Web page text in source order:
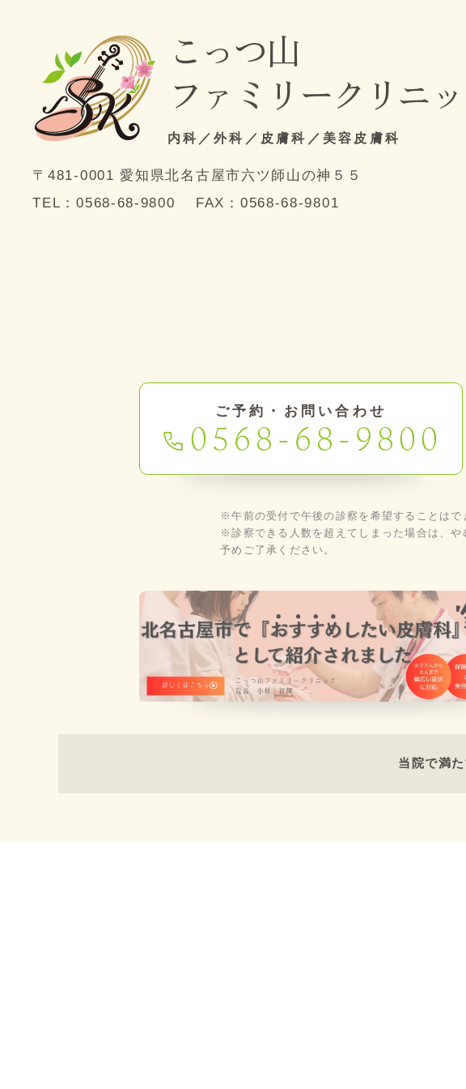
こっつ山
ファミリークリニ
内科／外科／皮膚科／美容皮膚科
〒481-0001愛知県北名古屋市六ツ師山の神５５
TEL：0568-68-9800 FAX：0568-68-9801
ご予約・お問い合わせ
0568-68-9800
※午前の受付で午後の診察を希望することはで
※診察できる人数を超えてしまった場合は、
予めご了承ください。
当院で満